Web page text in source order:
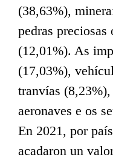
(38,63%),
pedras preciosas
(12,01%). As
(17,03%),
tranvías
aeronaves e os
En 2021, por
acadaron un